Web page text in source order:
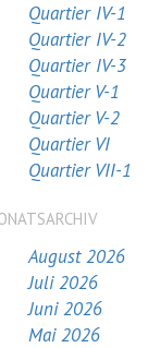
Quartier IV-1
Quartier IV-2
Quartier IV-3
Quartier V-1
Quartier V-2
Quartier VI
Quartier VII-1
August 2026
Juli 2026
Juni 2026
Mai 2026